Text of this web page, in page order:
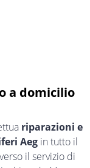
a domicilio
riparazioni e
Aeg in tutto il
il servizio di